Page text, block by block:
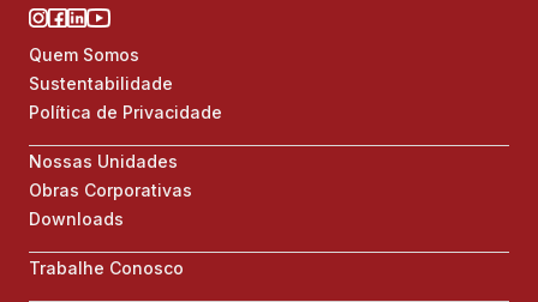
Quem Somos
Sustentabilidade
Política de Privacidade
Nossas Unidades
Obras Corporativas
Downloads
Trabalhe Conosco